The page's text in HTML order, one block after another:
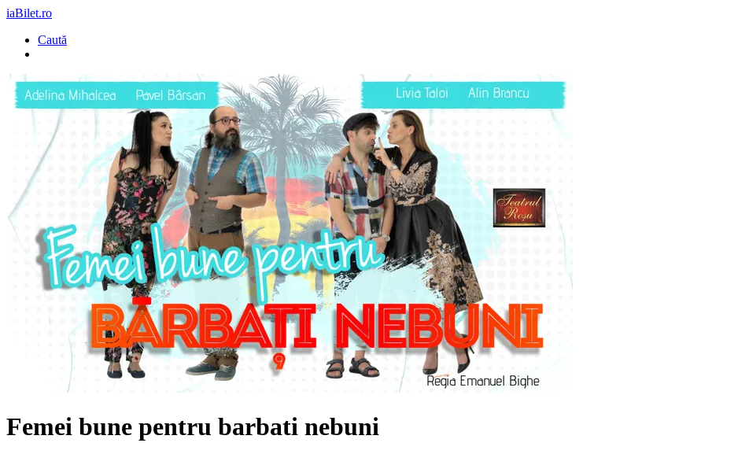
iaBilet.ro
Caută
Femei bune pentru barbati nebuni